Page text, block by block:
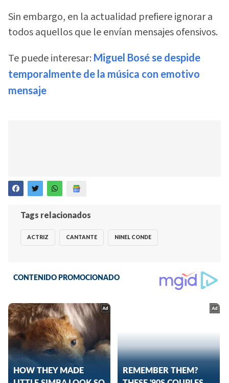
Sin embargo, en la actualidad prefiere ignorar a
todos aquellos que le envían mensajes ofensivos.
Te puede interesar: Miguel Bosé se despide
temporalmente de la música con emotivo
mensaje
Tags relacionados
ACTRIZ CANTANTE NINEL CONDE